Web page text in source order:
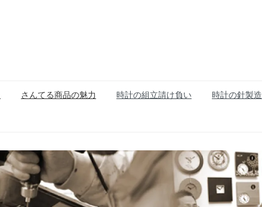
さんてる商品の魅力 時計の組立請け負い 時計の針製造